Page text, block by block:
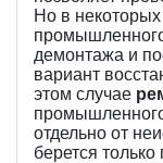
Но в
демонтажа и
вариант
этом случае
отдельно от
берется